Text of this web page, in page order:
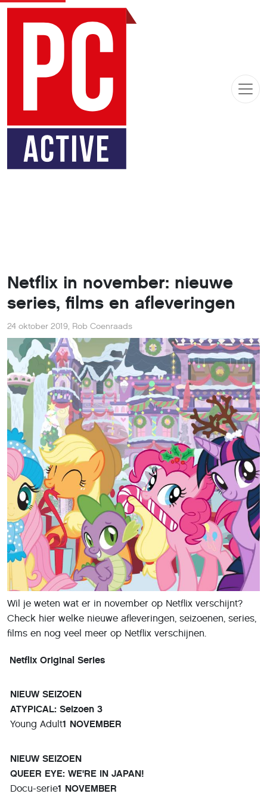
Netflix in november: nieuwe
series, films en afleveringen
24 oktober 2019, Rob Coenraads
Wil je weten wat er in november op Netflix verschijnt?
Check hier welke nieuwe afleveringen, seizoenen, series,
films en nog veel meer op Netflix verschijnen.
Netflix Original Series
NIEUW SEIZOEN
ATYPICAL: Seizoen 3
Young Adult1 NOVEMBER
NIEUW SEIZOEN
QUEER EYE: WE'RE IN JAPAN!
Docu-serie1 NOVEMBER